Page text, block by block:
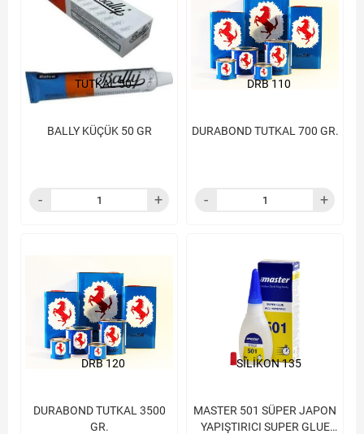
BALLY KÜÇÜK 50 GR
TUTKAL 50
DURABOND TUTKAL 700 GR.
DRB 110
DURABOND TUTKAL 3500
GR.
DRB 120
MASTER 501 SÜPER JAPON
YAPIŞTIRICI SUPER GLUE
SİLİKON 135